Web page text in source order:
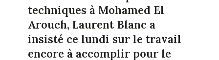
techniques à Mohamed El
Arouch, Laurent Blanc a
insisté ce lundi sur le travail
encore à accomplir pour le